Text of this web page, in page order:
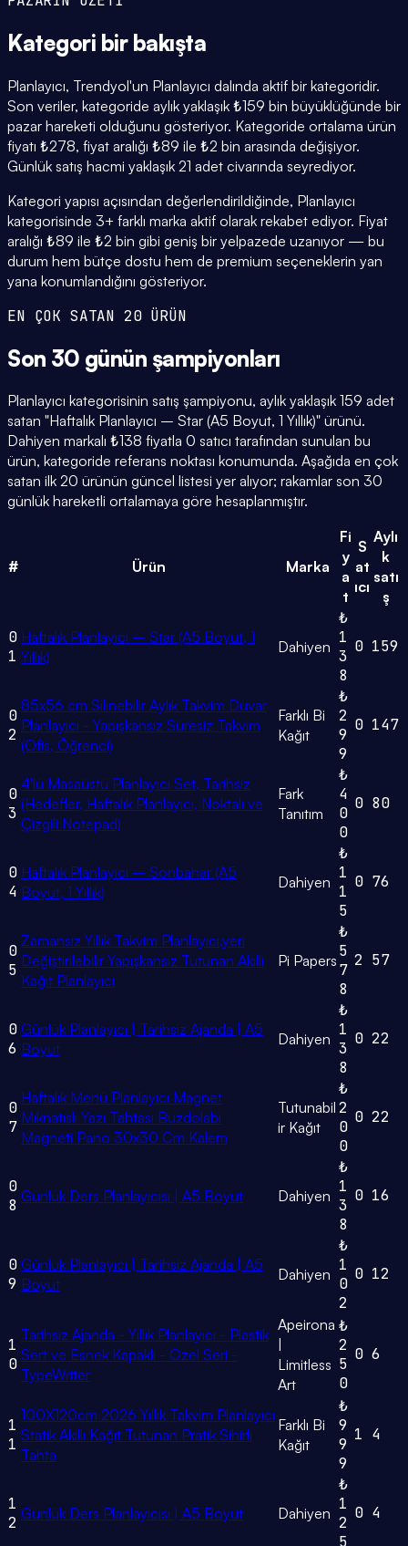
Kategori bir bakışta
Planlayıcı, Trendyol'un Planlayıcı dalında aktif bir kategoridir.
Son veriler, kategoride aylık yaklaşık ₺159 bin büyüklüğünde bir
pazar hareketi olduğunu gösteriyor. Kategoride ortalama ürün
fiyatı ₺278, fiyat aralığı ₺89 ile ₺2 bin arasında değişiyor.
Günlük satış hacmi yaklaşık 21 adet civarında seyrediyor.
Kategori yapısı açısından değerlendirildiğinde, Planlayıcı
kategorisinde 3+ farklı marka aktif olarak rekabet ediyor. Fiyat
aralığı ₺89 ile ₺2 bin gibi geniş bir yelpazede uzanıyor — bu
durum hem bütçe dostu hem de premium seçeneklerin yan
yana konumlandığını gösteriyor.
EN ÇOK SATAN 20 ÜRÜN
Son 30 günün şampiyonları
Planlayıcı kategorisinin satış şampiyonu, aylık yaklaşık 159 adet
satan "Haftalık Planlayıcı – Star (A5 Boyut, 1 Yıllık)" ürünü.
Dahiyen markalı ₺138 fiyatla 0 satıcı tarafından sunulan bu
ürün, kategoride referans noktası konumunda. Aşağıda en çok
satan ilk 20 ürünün güncel listesi yer alıyor; rakamlar son 30
günlük hareketli ortalamaya göre hesaplanmıştır.
# Ürün Marka
Fi
y
a
t
S
at
ıcı
Aylı
k
satı
ş
0
1
Haftalık Planlayıcı – Star (A5 Boyut, 1
Yıllık)
Dahiyen
₺
1
3
8
0 159
0
2
85x56 cm Silinebilir Aylık Takvim Duvar
Planlayıcı - Yapışkansız Süresiz Takvim
(Ofis, Öğrenci)
Farklı Bi
Kağıt
₺
2
9
9
0 147
0
3
4'lü Masaüstü Planlayıcı Set, Tarihsiz
(Hedefler, Haftalık Planlayıcı, Noktalı ve
Çizgili Notepad)
Fark
Tanıtım
₺
4
0
0
0 80
0
4
Haftalık Planlayıcı – Sonbahar (A5
Boyut, 1 Yıllık)
Dahiyen
₺
1
1
5
0 76
0
5
Zamansız Yıllık Takvim Planlayıcı,yeri
Değiştirilebilir Yapışkansız Tutunan Akıllı
Kağıt Planlayıcı
Pi Papers
₺
5
7
8
2 57
0
6
Günlük Planlayıcı | Tarihsiz Ajanda | A5
Boyut
Dahiyen
₺
1
3
8
0 22
0
7
Haftalık Menü Planlayıcı Magnet
Mıknatıslı Yazı Tahtası Buzdolabı
Magneti Pano 30x30 Cm Kalem
Tutunabil
ir Kağıt
₺
2
0
0
0 22
0
8 Günlük Ders Planlayıcısı | A5 Boyut Dahiyen
₺
1
3
8
0 16
0
9
Günlük Planlayıcı | Tarihsiz Ajanda | A5
Boyut
Dahiyen
₺
1
0
2
0 12
1
0
Tarihsiz Ajanda - Yıllık Planlayıcı - Plastik
Sert ve Esnek Kapaklı - Özel Seri -
TypeWriter
Apeirona
Limitless
Art
₺
2
5
0
0 6
1
1
100X120cm 2026 Yıllık Takvim Planlayıcı
Statik Akıllı Kağıt Tutunan Pratik Sihirli
Tahta
Farklı Bi
Kağıt
₺
9
9
9
1 4
1
2 Günlük Ders Planlayıcısı | A5 Boyut Dahiyen
₺
1
2
0 4